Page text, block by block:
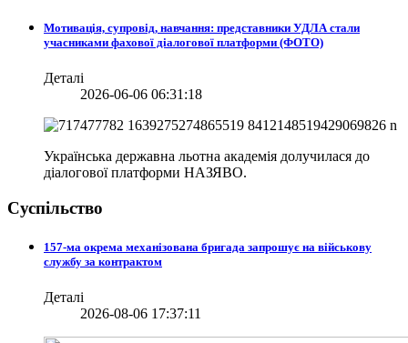
Мотивація, супровід, навчання: представники УДЛА стали
учасниками фахової діалогової платформи (ФОТО)
Деталі
2026-06-06 06:31:18
Українська державна льотна академія долучилася до
діалогової платформи НАЗЯВО.
Суспільство
157-ма окрема механізована бригада запрошує на військову
службу за контрактом
Деталі
2026-08-06 17:37:11